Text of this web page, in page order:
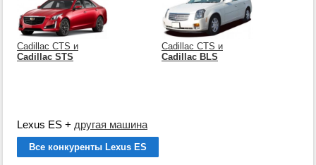
Cadillac CTS и
Cadillac STS
Cadillac CTS и
Cadillac BLS
Lexus ES + другая машина
Все конкуренты Lexus ES